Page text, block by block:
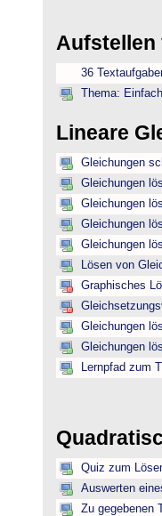
Aufstellen
36
Thema:
Lineare
Gleichungen
Gleichungen
Gleichungen
Gleichungen
Gleichungen
Lösen von
Graphisches
Gleichungen
Gleichungen
Lernpfad zum
Quiz zum
Auswerten
Zu gegebenen